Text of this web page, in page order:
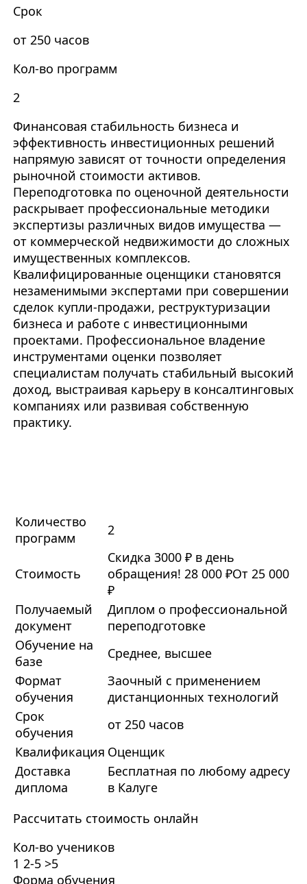
Срок
от 250 часов
Кол-во программ
2
Финансовая стабильность бизнеса и
эффективность инвестиционных решений
напрямую зависят от точности определения
рыночной стоимости активов.
Переподготовка по оценочной деятельности
раскрывает профессиональные методики
экспертизы различных видов имущества —
от коммерческой недвижимости до сложных
имущественных комплексов.
Квалифицированные оценщики становятся
незаменимыми экспертами при совершении
сделок купли-продажи, реструктуризации
бизнеса и работе с инвестиционными
проектами. Профессиональное владение
инструментами оценки позволяет
специалистам получать стабильный высокий
доход, выстраивая карьеру в консалтинговых
компаниях или развивая собственную
практику.
Количество
программ
2
Стоимость
Скидка 3000 ₽ в день
обращения! 28 000 ₽От 25 000
₽
Получаемый
документ
Диплом о профессиональной
переподготовке
Обучение на
базе
Среднее, высшее
Формат
обучения
Заочный с применением
дистанционных технологий
Срок
обучения
от 250 часов
Квалификация Оценщик
Доставка
диплома
Бесплатная по любому адресу
в Калуге
Рассчитать стоимость онлайн
Кол-во учеников
1 2-5 >5
Форма обучения